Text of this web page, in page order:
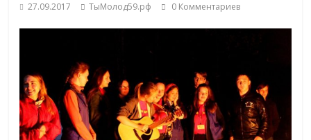
27.09.2017 ТыМолод59.рф 0 Комментариев